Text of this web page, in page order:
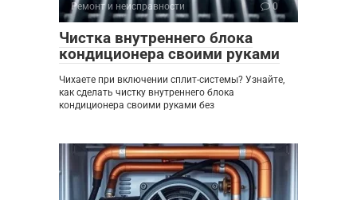
Ремонт и неисправности 0
Чистка внутреннего блока
кондиционера своими руками
Чихаете при включении сплит-системы? Узнайте,
как сделать чистку внутреннего блока
кондиционера своими руками без